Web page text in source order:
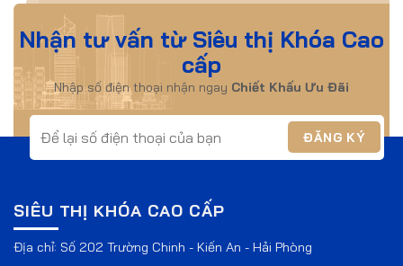
Nhận tư vấn từ Siêu thị Khóa Cao
cấp
Nhập số điện thoại nhận ngay Chiết Khấu Ưu Đãi
SIÊU THỊ KHÓA CAO CẤP
Địa chỉ: Số 202 Trường Chinh - Kiến An - Hải Phòng